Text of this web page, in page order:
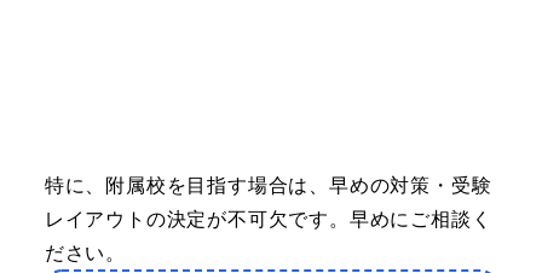
特に、附属校を目指す場合は、早めの対策・受験
レイアウトの決定が不可欠です。早めにご相談く
ださい。